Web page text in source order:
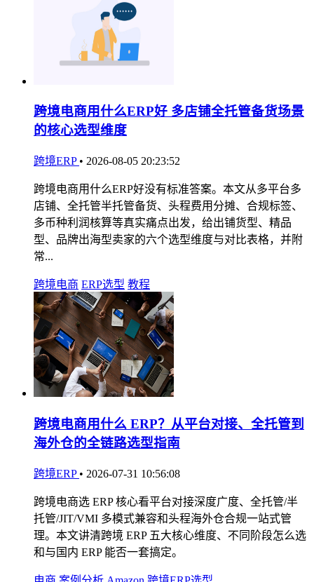
跨境电商用什么ERP好 多店铺全托管备货场景
的核心选型维度
跨境ERP • 2026-08-05 20:23:52
跨境电商用什么ERP好没有标准答案。本文从多平台多
店铺、全托管半托管备货、头程费用分摊、合规标签、
多币种利润核算等真实痛点出发，给出铺货型、精品
型、品牌出海型卖家的六个选型维度与对比表格，并附
常...
跨境电商 ERP选型 教程
跨境电商用什么 ERP？从平台对接、全托管到
海外仓的全链路选型指南
跨境ERP • 2026-07-31 10:56:08
跨境电商选 ERP 核心看平台对接深度广度、全托管/半
托管/JIT/VMI 多模式兼容和头程海外仓合规一站式管
理。本文讲清跨境 ERP 五大核心维度、不同阶段怎么选
和与国内 ERP 能否一套搞定。